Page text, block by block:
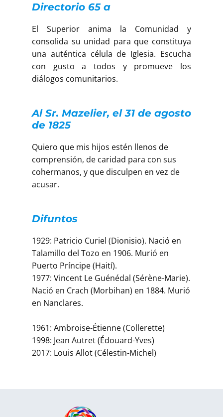
Directorio 65 a
El Superior anima la Comunidad y
consolida su unidad para que constituya
una auténtica célula de Iglesia. Escucha
con gusto a todos y promueve los
diálogos comunitarios.
Al Sr. Mazelier, el 31 de agosto
de 1825
Quiero que mis hijos estén llenos de
comprensión, de caridad para con sus
cohermanos, y que disculpen en vez de
acusar.
Difuntos
1929: Patricio Curiel (Dionisio). Nació en
Talamillo del Tozo en 1906. Murió en
Puerto Príncipe (Haití).
1977: Vincent Le Guénédal (Sérène-Marie).
Nació en Crach (Morbihan) en 1884. Murió
en Nanclares.
1961: Ambroise-Étienne (Collerette)
1998: Jean Autret (Édouard-Yves)
2017: Louis Allot (Célestin-Michel)